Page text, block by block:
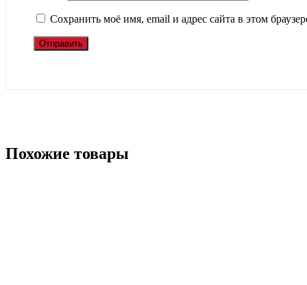
Сохранить моё имя, email и адрес сайта в этом
Похожие товары